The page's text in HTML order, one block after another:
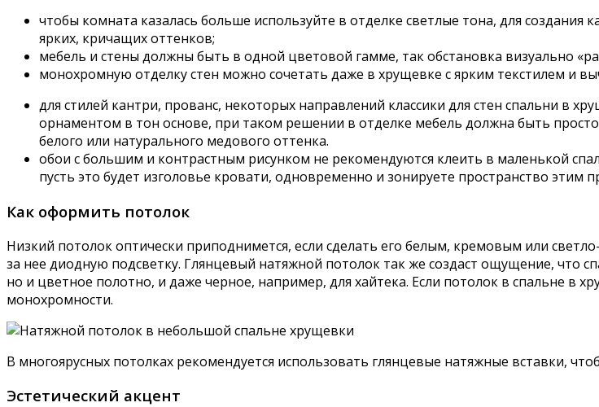
чтобы комната казалась больше используйте в отделке светлые тона, для
ярких, кричащих оттенков;
мебель и стены должны быть в одной цветовой гамме, так обстановка визуально
монохромную отделку стен можно сочетать даже в хрущевке с ярким текстилем и
для стилей кантри, прованс, некоторых направлений классики для стен спальни в
орнаментом в тон основе, при таком решении в отделке мебель должна быть
белого или натурального медового оттенка.
обои с большим и контрастным рисунком не рекомендуются клеить в маленькой
пусть это будет изголовье кровати, одновременно и зонируете пространство этим
Как оформить потолок
Низкий потолок оптически приподнимется, если сделать его белым, кремовым или
за нее диодную подсветку. Глянцевый натяжной потолок так же создаст ощущение, что
но и цветное полотно, и даже черное, например, для хайтека. Если потолок в спальне в
монохромности.
В многоярусных потолках рекомендуется использовать глянцевые натяжные вставки,
Эстетический акцент